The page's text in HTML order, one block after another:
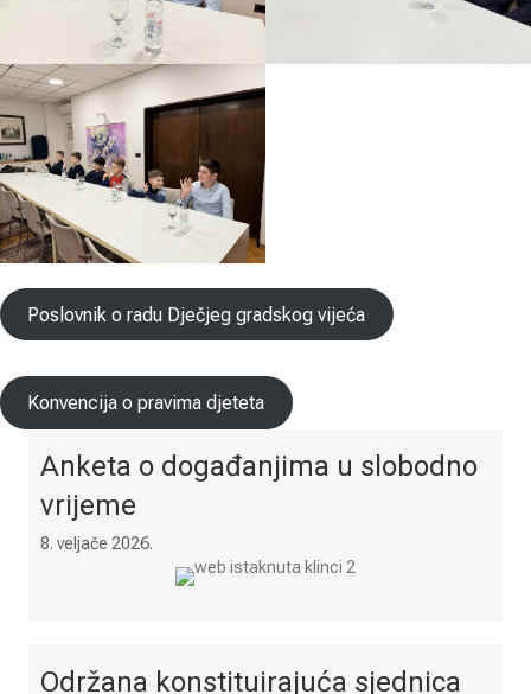
Poslovnik o radu Dječjeg gradskog vijeća
Konvencija o pravima djeteta
Anketa o događanjima u slobodno
vrijeme
8. veljače 2026.
Održana konstituirajuća sjednica